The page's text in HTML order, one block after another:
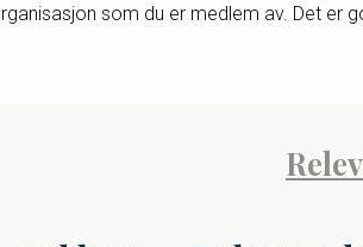
som du er medlem av. Det er